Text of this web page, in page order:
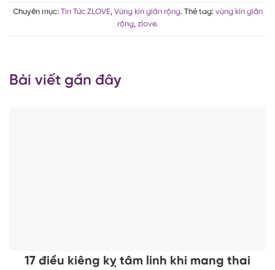
Chuyên mục: Tin Tức ZLOVE, Vùng kín giãn rộng. Thẻ tag: vùng kín giãn
rộng, zlove.
Bài viết gần đây
17 điều kiêng kỵ tâm linh khi mang thai